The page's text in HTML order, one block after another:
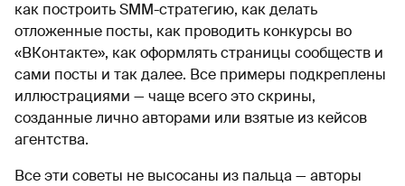
как построить SMM-стратегию, как делать
отложенные посты, как проводить конкурсы во
«ВКонтакте», как оформлять страницы сообществ и
сами посты и так далее. Все примеры подкреплены
иллюстрациями — чаще всего это скрины,
созданные лично авторами или взятые из кейсов
агентства.
Все эти советы не высосаны из пальца — авторы